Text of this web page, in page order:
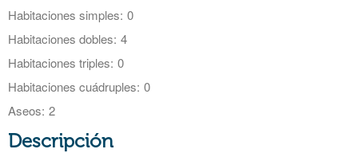
Habitaciones simples: 0
Habitaciones dobles: 4
Habitaciones triples: 0
Habitaciones cuádruples: 0
Aseos: 2
Descripción